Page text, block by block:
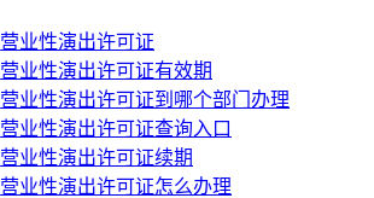
营业性演出许可证
营业性演出许可证有效期
营业性演出许可证到哪个部门办理
营业性演出许可证查询入口
营业性演出许可证续期
营业性演出许可证怎么办理